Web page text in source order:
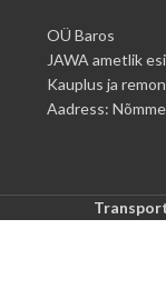
OÜ Baros
JAWA ametlik
Kauplus ja
Aadress: